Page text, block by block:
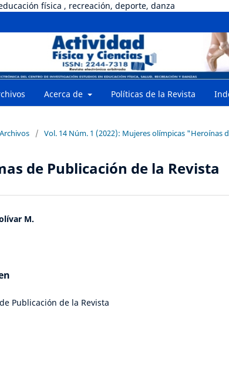
física , recreación, deporte, danza
Acerca de Políticas de la Revista
Archivos / Vol. 14 Núm. 1 (2022): Mujeres olímpicas "Heroínas
de Publicación de la Revista
M.
Publicación de la Revista